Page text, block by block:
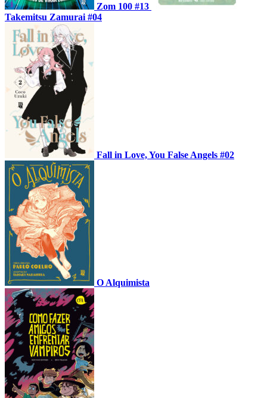
Zom 100 #13
Takemitsu Zamurai #04
Fall in Love, You False Angels #02
O Alquimista